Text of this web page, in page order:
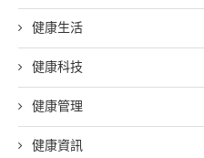
健康生活
健康科技
健康管理
健康資訊